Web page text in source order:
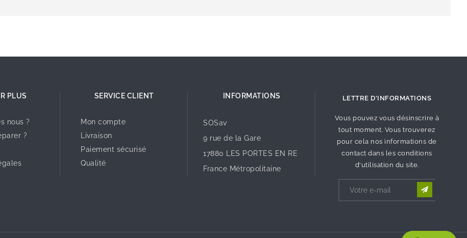
PLUS
nous ?
?
SERVICE CLIENT
Mon compte
Livraison
Paiement sécurisé
Qualité
INFORMATIONS
SOSav
9 rue de la Gare
17880 LES PORTES EN RE
France Métropolitaine
LETTRE D'INFORMATIONS
Vous pouvez vous désinscrire à
tout moment. Vous trouverez
pour cela nos informations de
contact dans les conditions
d'utilisation du site.